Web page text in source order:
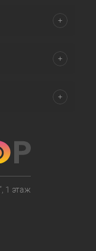
1 этаж